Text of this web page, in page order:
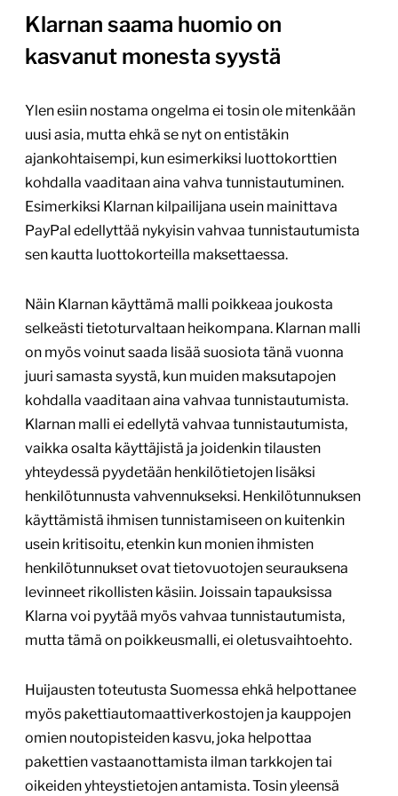
Klarnan saama huomio on
kasvanut monesta syystä
Ylen esiin nostama ongelma ei tosin ole mitenkään
uusi asia, mutta ehkä se nyt on entistäkin
ajankohtaisempi, kun esimerkiksi luottokorttien
kohdalla vaaditaan aina vahva tunnistautuminen.
Esimerkiksi Klarnan kilpailijana usein mainittava
PayPal edellyttää nykyisin vahvaa tunnistautumista
sen kautta luottokorteilla maksettaessa.
Näin Klarnan käyttämä malli poikkeaa joukosta
selkeästi tietoturvaltaan heikompana. Klarnan malli
on myös voinut saada lisää suosiota tänä vuonna
juuri samasta syystä, kun muiden maksutapojen
kohdalla vaaditaan aina vahvaa tunnistautumista.
Klarnan malli ei edellytä vahvaa tunnistautumista,
vaikka osalta käyttäjistä ja joidenkin tilausten
yhteydessä pyydetään henkilötietojen lisäksi
henkilötunnusta vahvennukseksi. Henkilötunnuksen
käyttämistä ihmisen tunnistamiseen on kuitenkin
usein kritisoitu, etenkin kun monien ihmisten
henkilötunnukset ovat tietovuotojen seurauksena
levinneet rikollisten käsiin. Joissain tapauksissa
Klarna voi pyytää myös vahvaa tunnistautumista,
mutta tämä on poikkeusmalli, ei oletusvaihtoehto.
Huijausten toteutusta Suomessa ehkä helpottanee
myös pakettiautomaattiverkostojen ja kauppojen
omien noutopisteiden kasvu, joka helpottaa
pakettien vastaanottamista ilman tarkkojen tai
oikeiden yhteystietojen antamista. Tosin yleensä